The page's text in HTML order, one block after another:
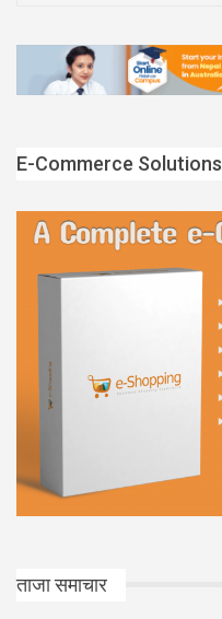
E-Commerce Solutions
ताजा समाचार